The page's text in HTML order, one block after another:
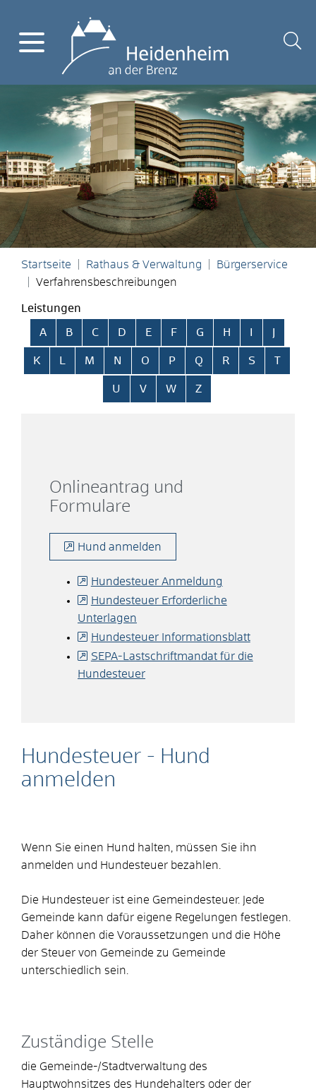
Startseite Rathaus & Verwaltung
Bürgerservice
Verfahrensbeschreibungen
Leistungen
Alphabetisches Register überspringen
A B C D E F G H
K L M N O P Q R S T
U V W Z
Hundesteuer - Hund
anmelden
Wenn Sie einen Hund halten, müssen Sie ihn
anmelden und Hundesteuer bezahlen.
Die Hundesteuer ist eine Gemeindesteuer. Jede
Gemeinde kann dafür eigene Regelungen festlegen.
Daher können die Voraussetzungen und die Höhe
der Steuer von Gemeinde zu Gemeinde
unterschiedlich sein.
Onlineantrag und
Formulare
Hund anmelden
Hundesteuer Anmeldung
Hundesteuer Erforderliche
Unterlagen
Hundesteuer Informationsblatt
SEPA-Lastschriftmandat für die
Hundesteuer
Zuständige Stelle
die Gemeinde-/Stadtverwaltung des
Hauptwohnsitzes des Hundehalters oder der